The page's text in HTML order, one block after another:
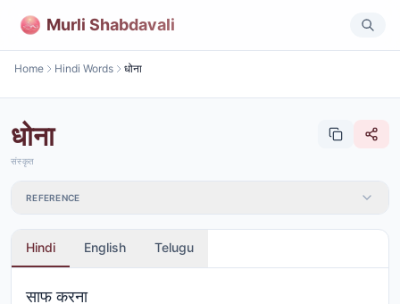
Murli Shabdavali
Home Hindi Words धोना
धोना
संस्कृत
REFERENCE
Hindi English Telugu
साफ करना